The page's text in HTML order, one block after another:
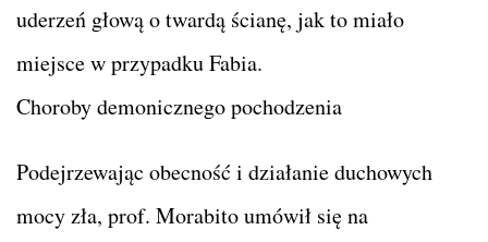
uderzeń głową o twardą ścianę, jak to miało
miejsce w przypadku Fabia.
Choroby demonicznego pochodzenia
Podejrzewając obecność i działanie duchowych
mocy zła, prof. Morabito umówił się na